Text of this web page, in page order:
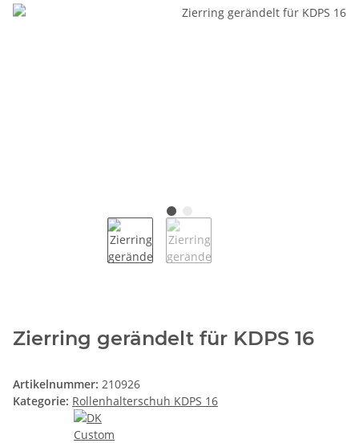
Zierring gerändelt für KDPS 16
Artikelnummer: 210926
Kategorie: Rollenhalterschuh KDPS 16